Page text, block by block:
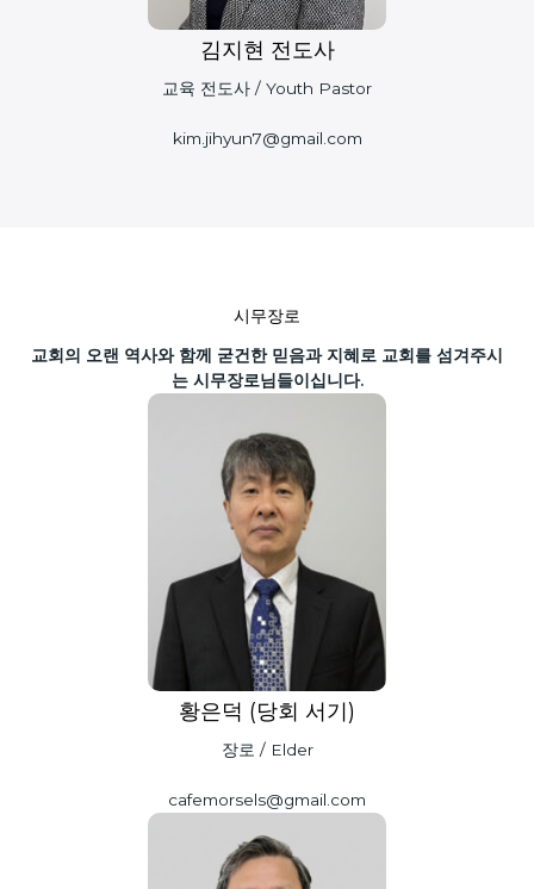
김지현 전도사
교육 전도사 / Youth Pastor
kim.jihyun7@gmail.com
시무장로
교회의 오랜 역사와 함께 굳건한 믿음과 지혜로 교회를 섬겨주시
는 시무장로님들이십니다.
황은덕 (당회 서기)
장로 / Elder
cafemorsels@gmail.com